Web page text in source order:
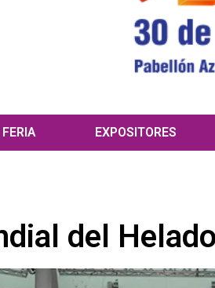
EXPOSITORES
del